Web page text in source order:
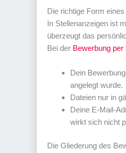
Die richtige Form
In Stellenanzeigen ist
überzeugt das
Bei der Bewerbung per
Dein
angelegt wurde.
Dateien nur in
Deine E-Mail-
wirkt sich nicht
Die Gliederung des